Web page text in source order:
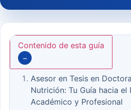
Contenido de esta guía
−
Asesor en Tesis en
Nutrición: Tu Guía hacia el
Académico y Profesional